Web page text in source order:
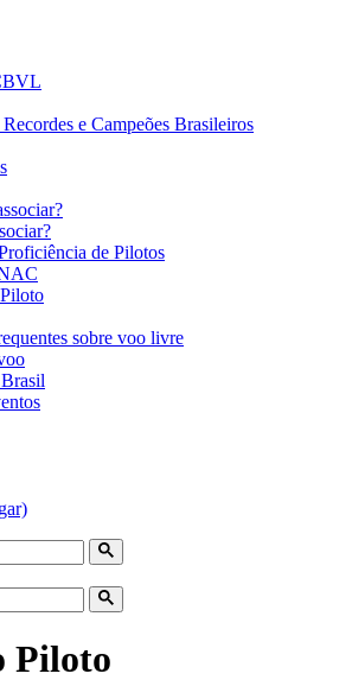
e Campeões Brasileiros
de Pilotos
sobre voo livre
Piloto